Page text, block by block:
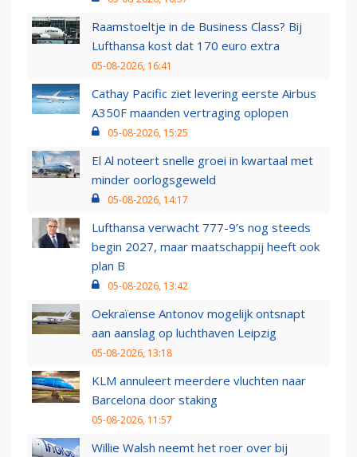
Raamstoeltje in de Business Class? Bij
Lufthansa kost dat 170 euro extra
05-08-2026, 16:41
Cathay Pacific ziet levering eerste Airbus
A350F maanden vertraging oplopen
05-08-2026, 15:25
El Al noteert snelle groei in kwartaal met
minder oorlogsgeweld
05-08-2026, 14:17
Lufthansa verwacht 777-9’s nog steeds
begin 2027, maar maatschappij heeft ook
plan B
05-08-2026, 13:42
Oekraïense Antonov mogelijk ontsnapt
aan aanslag op luchthaven Leipzig
05-08-2026, 13:18
KLM annuleert meerdere vluchten naar
Barcelona door staking
05-08-2026, 11:57
Willie Walsh neemt het roer over bij